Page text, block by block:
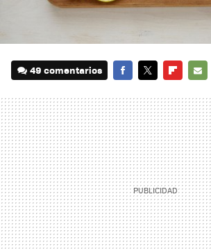
49 comentarios
MAIL